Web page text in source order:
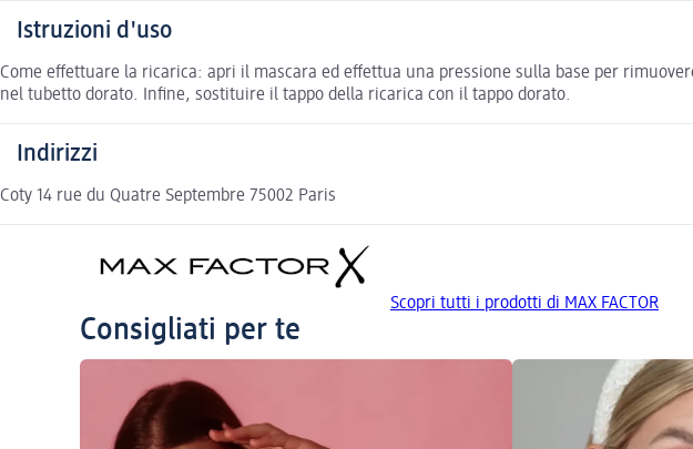
Istruzioni d'uso
Come effettuare la ricarica: apri il mascara ed effettua una pressione sulla base per
nel tubetto dorato. Infine, sostituire il tappo della ricarica con il tappo dorato.
Indirizzi
Coty 14 rue du Quatre Septembre 75002 Paris
Scopri tutti i prodotti di MAX FACTOR
Consigliati per te